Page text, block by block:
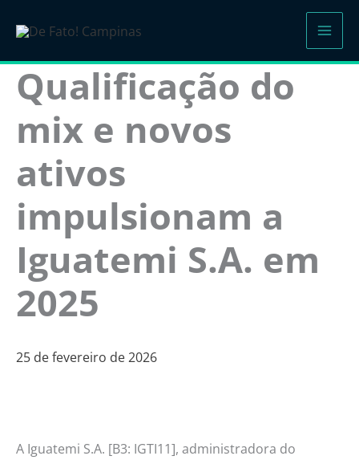
para
conteúdo
Qualificação do
mix e novos
ativos
impulsionam a
Iguatemi S.A. em
2025
25 de fevereiro de 2026
A Iguatemi S.A. [B3: IGTI11], administradora do